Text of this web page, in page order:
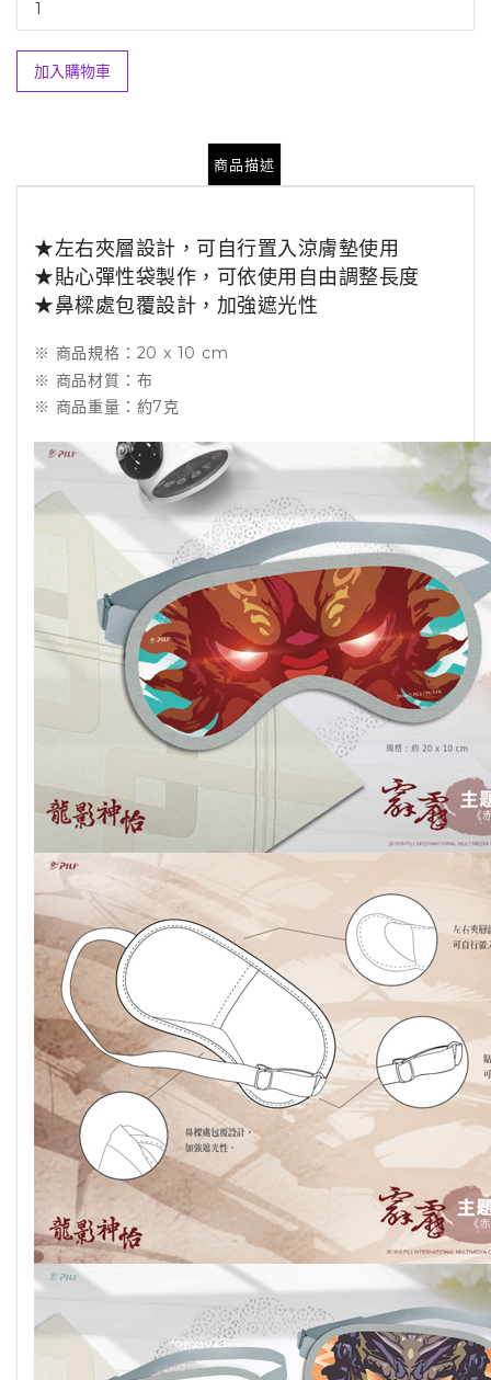
加入購物車
商品描述
★左右夾層設計，可自行置入涼膚墊使用
★貼心彈性袋製作，可依使用自由調整長度
★鼻樑處包覆設計，加強遮光性
※ 商品規格：20 x 10 cm
※ 商品材質：布
※ 商品重量：約7克